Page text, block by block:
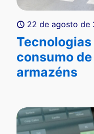
22 de agosto de
consumo
armazéns